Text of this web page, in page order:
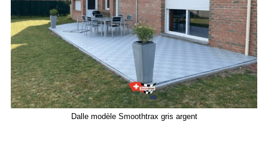
Dalle modèle Smoothtrax gris argent